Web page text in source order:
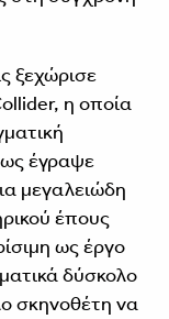
ξεχώρισε
η οποία
έγραψε
μεγαλειώδη
έπους
ως έργο
δύσκολο
σκηνοθέτη να